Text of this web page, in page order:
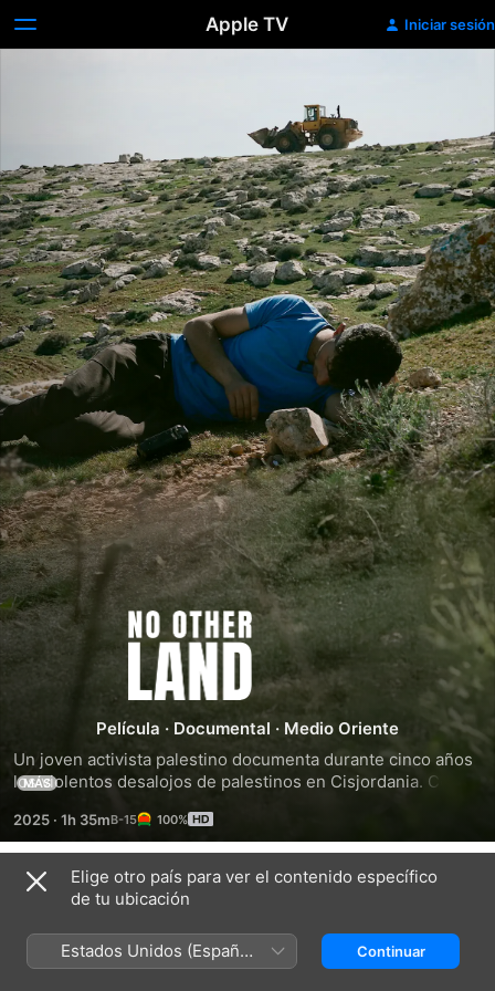
Apple TV Iniciar sesión
No
Other
Land
Película · Documental · Medio Oriente
Un joven activista palestino documenta durante cinco años
los violentos desalojos de palestinos en Cisjordania. Con la
compleja relación que surge entre él y un periodista israelí
dispuesto a unirse a su lucha, a pesar de sus diferentes
circunstancias. Una obra conmovedora que explora
resistencia, empatía y esperanza en un contexto de
MÁS
2025 · 1h 35m 100%
Tráilers
Elige otro país para ver el contenido específico
de tu ubicación
Estados Unidos (Español
México)
Continuar